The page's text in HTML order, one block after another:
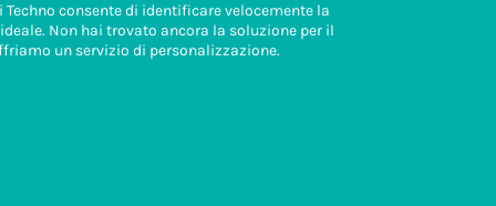
consente di identificare velocemente la
Non hai trovato ancora la soluzione per il
un servizio di personalizzazione.